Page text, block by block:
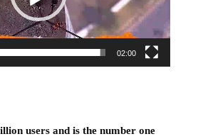
02:00
users and is the number one